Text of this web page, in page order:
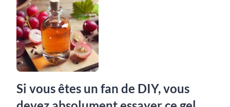
Si vous êtes un fan de DIY, vous